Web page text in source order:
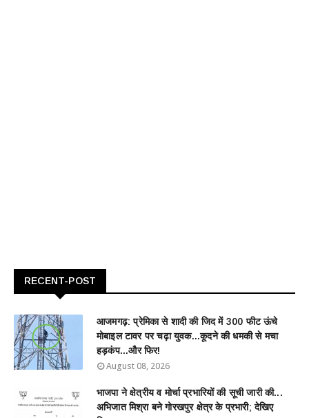
RECENT-POST
आजमगढ़: प्रेमिका से शादी की जिद में 300 फीट ऊंचे
मोबाइल टावर पर चढ़ा युवक...कूदने की धमकी से मचा
हड़कंप...और फिर!
August 08, 2026
भाजपा ने क्षेत्रीय व मोर्चा प्रभारियों की सूची जारी की...
अभिजात मिश्रा बने गोरखपुर क्षेत्र के प्रभारी; देखिए